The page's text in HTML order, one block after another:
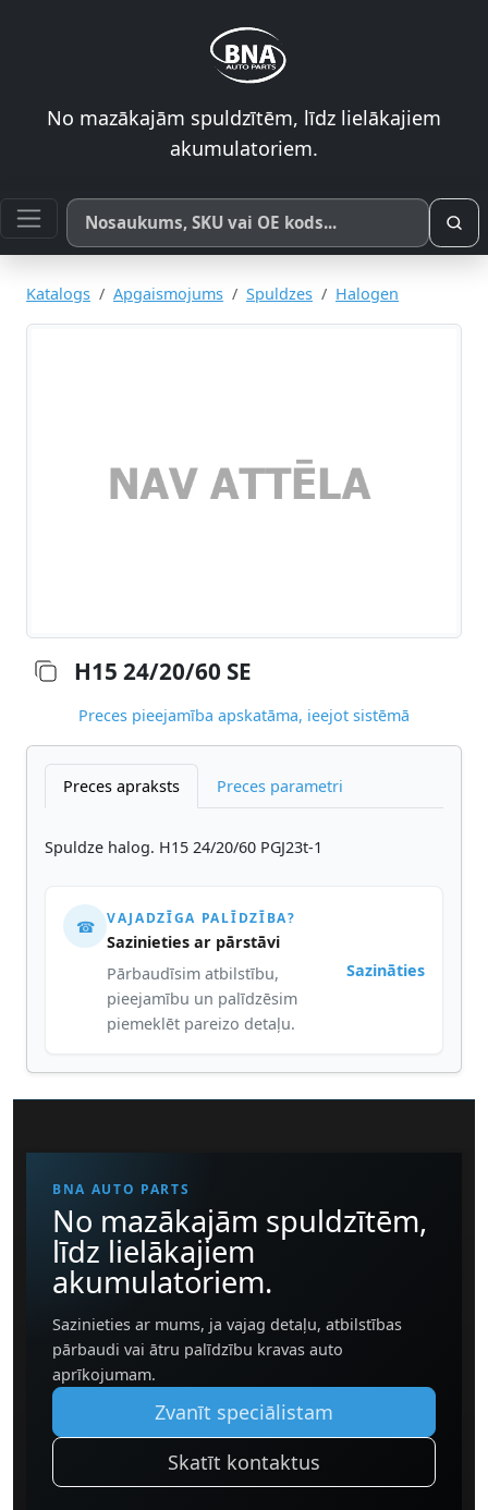
No mazākajām spuldzītēm, līdz lielākajiem
akumulatoriem.
Meklēt pēc produkta nosaukuma, SKU vai OE koda
Katalogs Apgaismojums Spuldzes Halogen
H15 24/20/60 SE
Preces pieejamība apskatāma, ieejot sistēmā
Preces apraksts Preces parametri
Spuldze halog. H15 24/20/60 PGJ23t-1
☎ VAJADZĪGA PALĪDZĪBA?
Sazinieties ar pārstāvi
Pārbaudīsim atbilstību,
pieejamību un palīdzēsim
piemeklēt pareizo detaļu.
Sazināties
BNA AUTO PARTS
No mazākajām spuldzītēm,
līdz lielākajiem
akumulatoriem.
Sazinieties ar mums, ja vajag detaļu, atbilstības
pārbaudi vai ātru palīdzību kravas auto
aprīkojumam.
Zvanīt speciālistam
Skatīt kontaktus